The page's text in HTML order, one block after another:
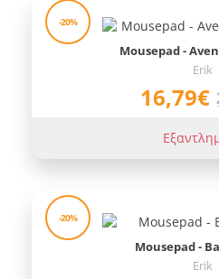
-20%
Mousepad -
Erik
16,79€
-20%
Mousepad -
Erik